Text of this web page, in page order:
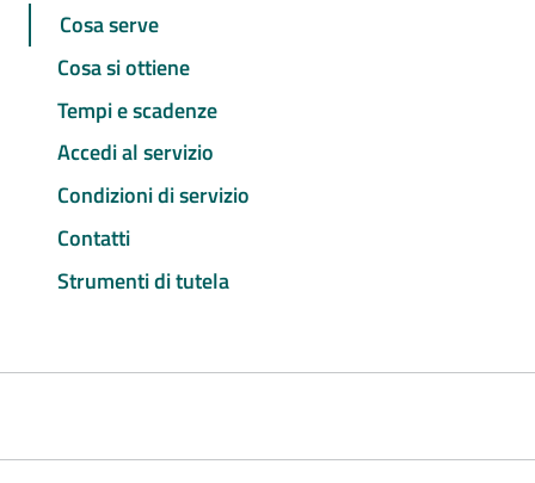
Cosa serve
Cosa si ottiene
Tempi e scadenze
Accedi al servizio
Condizioni di servizio
Contatti
Strumenti di tutela